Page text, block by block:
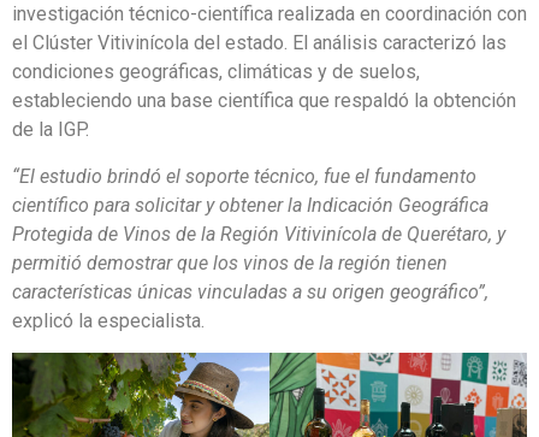
investigación técnico-científica realizada en coordinación con
el Clúster Vitivinícola del estado. El análisis caracterizó las
condiciones geográficas, climáticas y de suelos,
estableciendo una base científica que respaldó la obtención
de la IGP.
“El estudio brindó el soporte técnico, fue el fundamento
científico para solicitar y obtener la Indicación Geográfica
Protegida de Vinos de la Región Vitivinícola de Querétaro, y
permitió demostrar que los vinos de la región tienen
características únicas vinculadas a su origen geográfico”,
explicó la especialista.